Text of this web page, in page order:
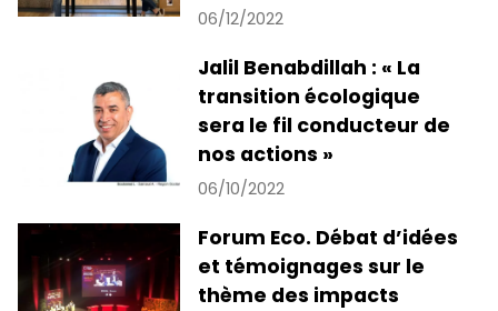
06/12/2022
Jalil Benabdillah : « La
transition écologique
sera le fil conducteur de
nos actions »
06/10/2022
Forum Eco. Débat d’idées
et témoignages sur le
thème des impacts